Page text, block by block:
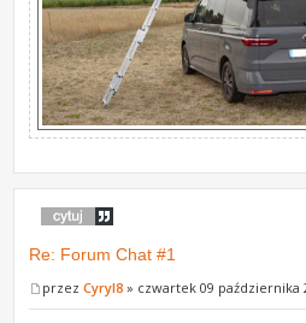
Re: Forum Chat #1
przezCyryl8 » czwartek 09 października